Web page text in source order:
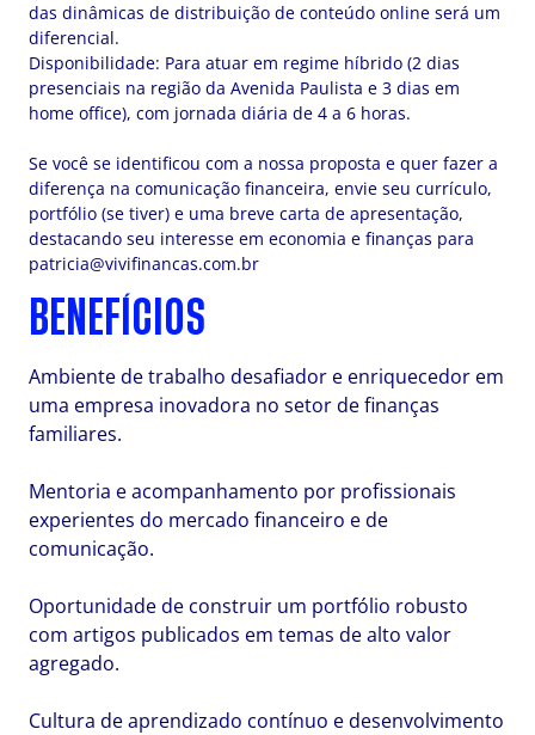
das dinâmicas de distribuição de conteúdo online será um
diferencial.
Disponibilidade: Para atuar em regime híbrido (2 dias
presenciais na região da Avenida Paulista e 3 dias em
home office), com jornada diária de 4 a 6 horas.
Se você se identificou com a nossa proposta e quer fazer a
diferença na comunicação financeira, envie seu currículo,
portfólio (se tiver) e uma breve carta de apresentação,
destacando seu interesse em economia e finanças para
patricia@vivifinancas.com.br
BENEFÍCIOS
Ambiente de trabalho desafiador e enriquecedor em
uma empresa inovadora no setor de finanças
familiares.
Mentoria e acompanhamento por profissionais
experientes do mercado financeiro e de
comunicação.
Oportunidade de construir um portfólio robusto
com artigos publicados em temas de alto valor
agregado.
Cultura de aprendizado contínuo e desenvolvimento